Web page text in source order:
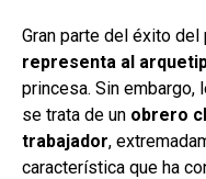
Gran parte del éxito
representa al
princesa. Sin
se trata de un obrero
trabajador,
característica que ha